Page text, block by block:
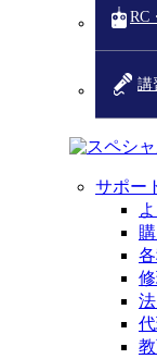
RC
講
スペシ
サポー